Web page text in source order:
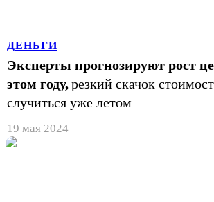
ДЕНЬГИ
Эксперты прогнозируют рост
этом году,резкий скачок
случиться уже летом
19 мая 2024